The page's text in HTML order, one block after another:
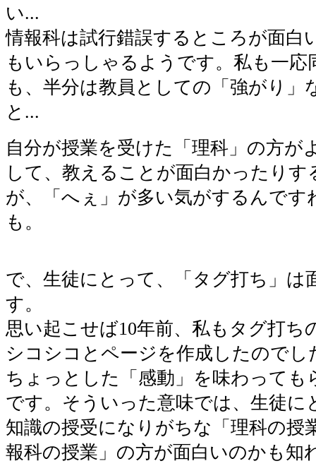
い...
情報科は試行錯誤するところが面白
もいらっしゃるようです。私も一応
も、半分は教員としての「強がり」
と...
自分が授業を受けた「理科」の方が
して、教えることが面白かったりす
が、「へぇ」が多い気がするんです
も。
で、生徒にとって、「タグ打ち」は
す。
思い起こせば10年前、私もタグ打ち
シコシコとページを作成したのでし
ちょっとした「感動」を味わっても
です。そういった意味では、生徒に
知識の授受になりがちな「理科の授
報科の授業」の方が面白いのかも知